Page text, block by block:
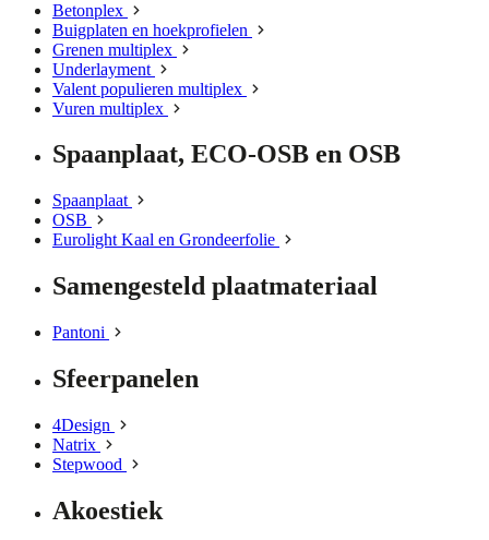
Betonplex
Buigplaten en hoekprofielen
Grenen multiplex
Underlayment
Valent populieren multiplex
Vuren multiplex
Spaanplaat, ECO-OSB en OSB
Spaanplaat
OSB
Eurolight Kaal en Grondeerfolie
Samengesteld plaatmateriaal
Pantoni
Sfeerpanelen
4Design
Natrix
Stepwood
Akoestiek